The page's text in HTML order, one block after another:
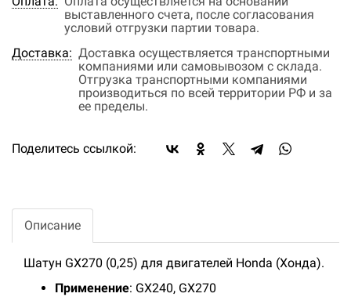
выставленного счета, после согласования
условий отгрузки партии товара.
Доставка: Доставка осуществляется транспортными
компаниями или самовывозом с склада.
Отгрузка транспортными компаниями
производиться по всей территории РФ и за
ее пределы.
Поделитесь ссылкой:
Описание
Шатун GX270 (0,25) для двигателей Honda (Хонда).
Применение: GX240, GX270